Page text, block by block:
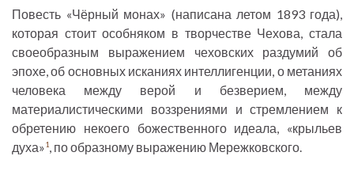
Повесть «Чёрный монах» (написана летом 1893 года),
которая стоит особняком в творчестве Чехова, стала
своеобразным выражением чеховских раздумий об
эпохе, об основных исканиях интеллигенции, о метаниях
человека между верой и безверием, между
материалистическими воззрениями и стремлением к
обретению некоего божественного идеала, «крыльев
духа»1, по образному выражению Мережковского.